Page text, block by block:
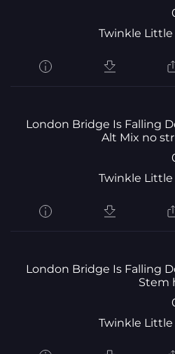
Twinkle Little
London Bridge Is Falling
Alt Mix no
Twinkle Little
London Bridge Is Falling
Stem
Twinkle Little